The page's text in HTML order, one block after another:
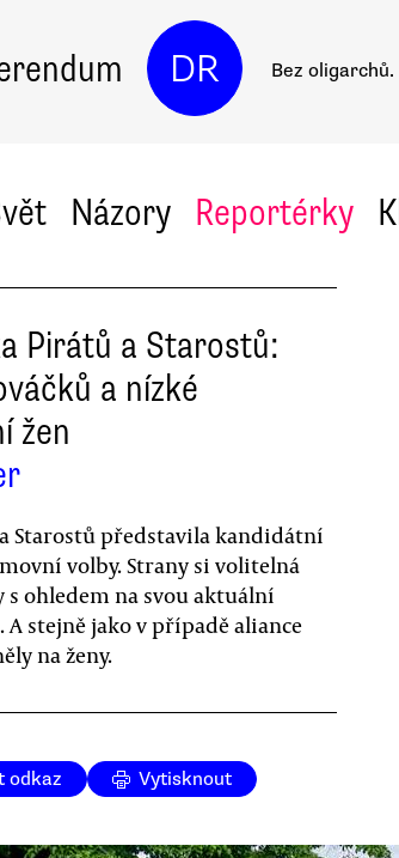
DR Bez
Názory Reportérky
Pirátů a Starostů:
a nízké
žen
Starostů představila kandidátní
volby. Strany si volitelná
ohledem na svou aktuální
stejně jako v případě aliance
na ženy.
odkaz Vytisknout